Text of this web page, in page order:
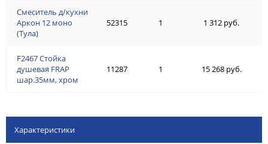
Смеситель д/кухни
Аркон 12 моно
(Тула)
F2467 Стойка
душевая FRAP
шар.35мм, хром
52315 1 1 312 руб.
11287 1 15 268 руб.
Характеристики